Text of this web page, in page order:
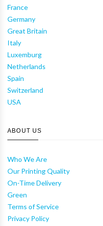
France
Germany
Great Britain
Italy
Luxemburg
Netherlands
Spain
Switzerland
USA
ABOUT US
Who We Are
Our Printing Quality
On-Time Delivery
Green
Terms of Service
Privacy Policy